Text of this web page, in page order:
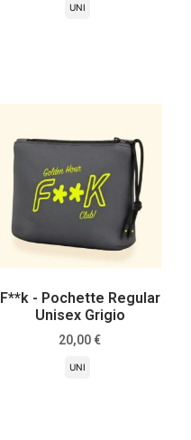
UNI
F**k - Pochette Regular
Unisex Grigio
20,00 €
UNI